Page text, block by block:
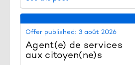
Offer published: 3 août 2026
Agent(e) de services
aux citoyen(ne)s